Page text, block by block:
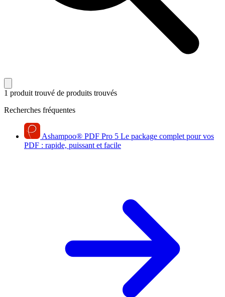
1 produit trouvé de produits trouvés
Recherches fréquentes
Ashampoo® PDF Pro 5 Le package complet pour vos
PDF : rapide, puissant et facile